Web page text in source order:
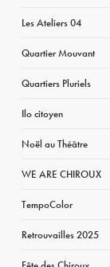
Les Ateliers 04
Quartier Mouvant
Quartiers Pluriels
Ilo citoyen
Noël au Théâtre
WE ARE CHIROUX
TempoColor
Retrouvailles 2025